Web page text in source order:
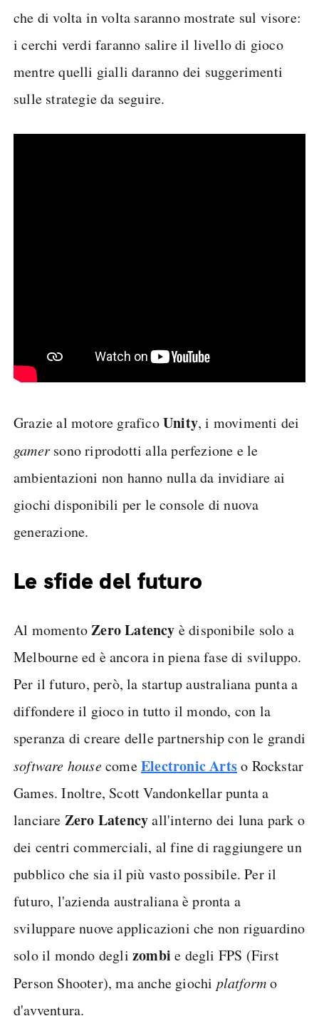
che di volta in volta saranno mostrate sul visore:
i cerchi verdi faranno salire il livello di gioco
mentre quelli gialli daranno dei suggerimenti
sulle strategie da seguire.
Grazie al motore graficoUnity, i movimenti dei
gamer sono riprodotti alla perfezione e le
ambientazioni non hanno nulla da invidiare ai
giochi disponibili per le console di nuova
generazione.
Le sfide del futuro
Al momentoZero Latency è disponibile solo a
Melbourne ed è ancora in piena fase di sviluppo.
Per il futuro, però, la startup australiana punta a
diffondere il gioco in tutto il mondo, con la
speranza di creare delle partnership con le grandi
software housecomeElectronic Artso Rockstar
Games. Inoltre, Scott Vandonkellar punta a
lanciare Zero Latencyall'interno dei luna park o
dei centri commerciali, al fine di raggiungere un
pubblico che sia il più vasto possibile. Per il
futuro, l'azienda australiana è pronta a
sviluppare nuove applicazioni che non riguardino
solo il mondo degli zombi e degli FPS (First
Person Shooter), ma anche giochi platformo
d'avventura.